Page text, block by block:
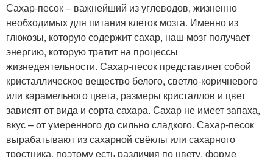
Сахар-песок – важнейший из углеводов, жизненно
необходимых для питания клеток мозга. Именно из
глюкозы, которую содержит сахар, наш мозг получает
энергию, которую тратит на процессы
жизнедеятельности. Сахар-песок представляет собой
кристаллическое вещество белого, светло-коричневого
или карамельного цвета, размеры кристаллов и цвет
зависят от вида и сорта сахара. Сахар не имеет запаха,
вкус – от умеренного до сильно сладкого. Сахар-песок
вырабатывают из сахарной свёклы или сахарного
тростника, поэтому есть различия по цвету, форме